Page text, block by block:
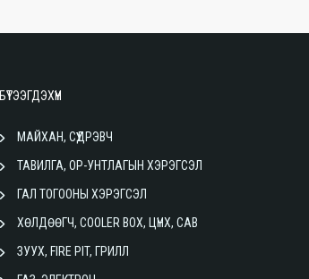
БҮТЭЭГДЭХҮҮН
МАЙХАН, СҮҮДРЭВЧ
ТАВИЛГА, ОР-УНТЛАГЫН ХЭРЭГСЭЛ
ГАЛ ТОГООНЫ ХЭРЭГСЭЛ
ХӨЛДӨӨГЧ, COOLER BOX, ЦҮНХ, САВ
ЗУУХ, FIRE PIT, ГРИЛЛ